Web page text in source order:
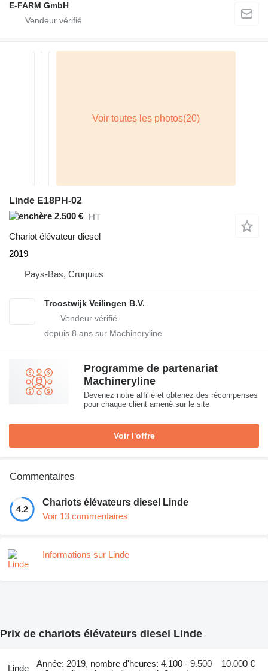
E-FARM GmbH
Linde E18PH-02
2.500 € HT
Chariot élévateur diesel
2019
Pays-Bas, Cruquius
Troostwijk Veilingen B.V.
depuis 8 ans sur Machineryline
Programme de partenariat
Machineryline
Devenez notre affilié et obtenez des récompenses
pour chaque client amené sur le site
Voir l'offre
Commentaires
4.2
Chariots élévateurs diesel Linde
Voir 13 commentaires
Informations sur Linde
Prix de chariots élévateurs diesel Linde
Linde
Année: 2019, nombre d'heures: 4.100 - 9.500
10.000 €